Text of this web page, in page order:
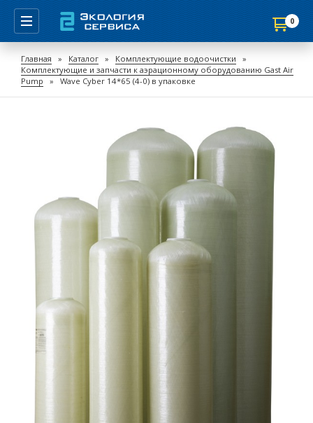
0
Главная » Каталог » Комплектующие водоочистки
»
Комплектующие и запчасти к аэрационному оборудованию Gast Air
Pump
» Wave Cyber 14*65 (4-0) в упаковке
Перейти в корзину